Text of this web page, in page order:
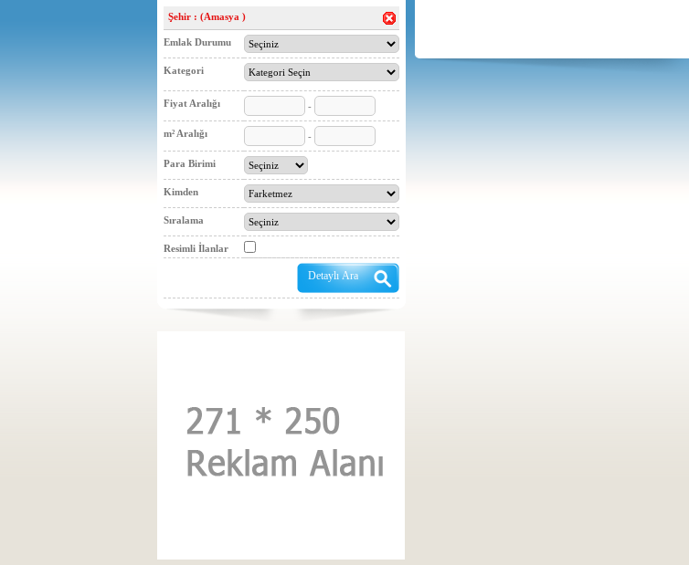
Şehir : (Amasya )
Emlak Durumu
Kategori
Fiyat Aralığı -
m² Aralığı -
Para Birimi
Kimden
Sıralama
Resimli İlanlar